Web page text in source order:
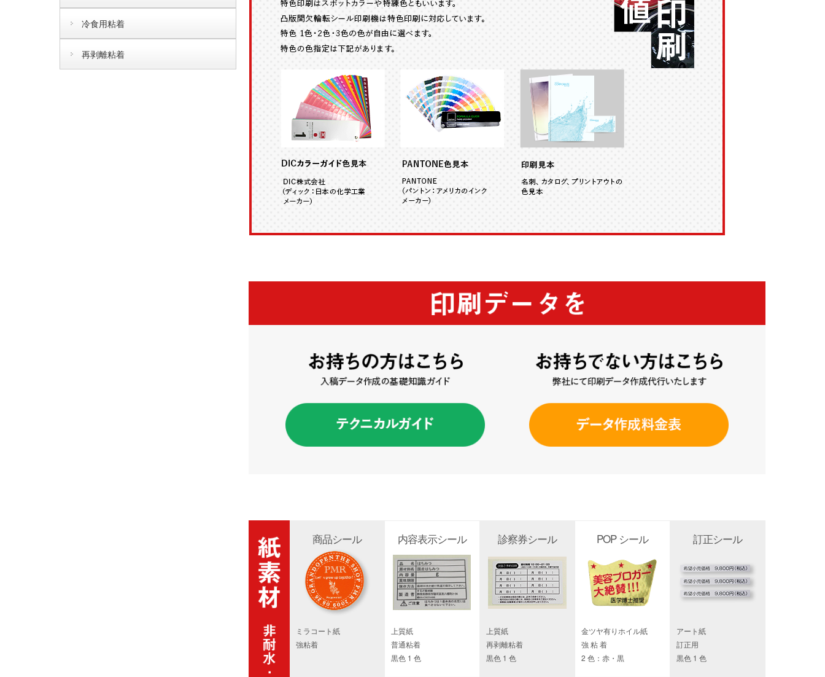
冷食用粘着
再剥離粘着
商品シール
ミラコート紙
強粘着
内容表示シール
上質紙
普通粘着
黒色 1 色
診察券シール
上質紙
再剥離粘着
黒色 1 色
POP シール
金ツヤ有りホイル紙
強 粘 着
2 色：赤・黒
訂正シール
アート紙
訂正用
黒色 1 色